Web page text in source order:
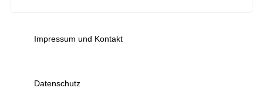
Impressum und Kontakt
Datenschutz